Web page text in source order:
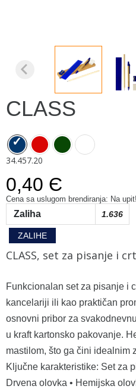
CLASS
34.457.20
0,40 Є
Cena sa uslugom brendiranja: Na upit!
Zaliha 1.636
ZALIHE
CLASS, set za pisanje i
Funkcionalan set za pisanje i
kancelariji ili kao praktičan
osnovni pribor za
u kraft kartonsko pakovanje.
mastilom, što ga čini idealnim
Ključne karakteristike: Set za
Drvena olovka • Hemijska